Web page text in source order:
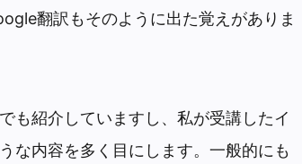
翻訳もそのように出た覚えがありま
も紹介していますし、私が受講したイ
な内容を多く目にします。一般的にも